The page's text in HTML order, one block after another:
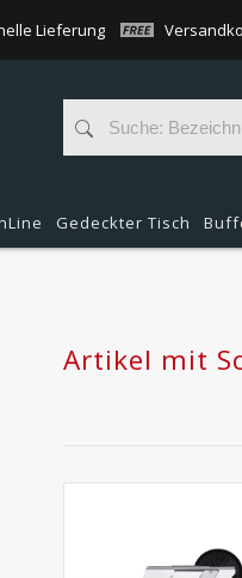
Lieferung
Gedeckter Tisch
Artikel mit